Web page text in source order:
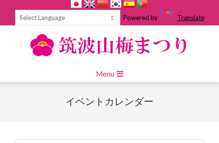
Powered by Translate
Navigation
Menu
イベントカレンダー